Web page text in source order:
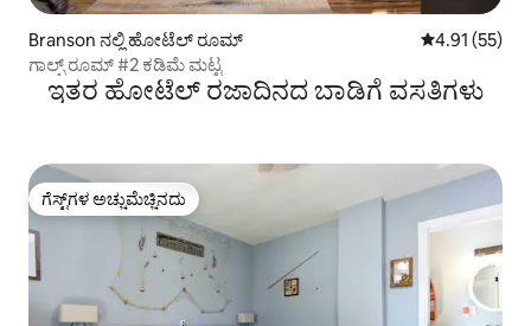
Branson ನಲ್ಲಿ ಹೋಟೆಲ್ ರೂಮ್ 5 ರಲ್ಲಿ 4.91
4.91 (55)
ಗಾಲ್ಫ್ ರೂಮ್ #2 ಕಡಿಮೆ ಮಟ್ಟ
ಇತರ ಹೋಟೆಲ್ ರಜಾದಿನದ ಬಾಡಿಗೆ ವಸತಿಗಳು
ಗೆಸ್ಟ್‌ಗಳ ಅಚ್ಚುಮೆಚ್ಚಿನದು
ಗೆಸ್ಟ್‌ಗಳ ಅಚ್ಚುಮೆಚ್ಚಿನದು